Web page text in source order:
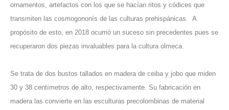
ornamentos, artefactos con los que se hacían ritos y códices que
transmiten las cosmogononís de las culturas prehispánicas. A
propósito de esto, en 2018 ocurrió un suceso sin precedentes pues se
recuperaron dos piezas invaluables para la cultura olmeca.
Se trata de dos bustos tallados en madera de ceiba y jobo que miden
30 y 38 centímetros de alto, respectivamente. Su fabricación en
madera las convierte en las esculturas precolombinas de material